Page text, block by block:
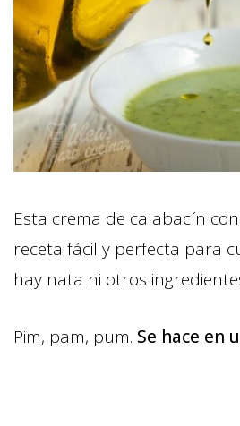
Esta crema de calabacín
receta fácil y perfecta para
hay nata ni otros
Pim, pam, pum. Se hace en